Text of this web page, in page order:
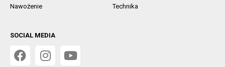
Nawożenie
Technika
SOCIAL MEDIA